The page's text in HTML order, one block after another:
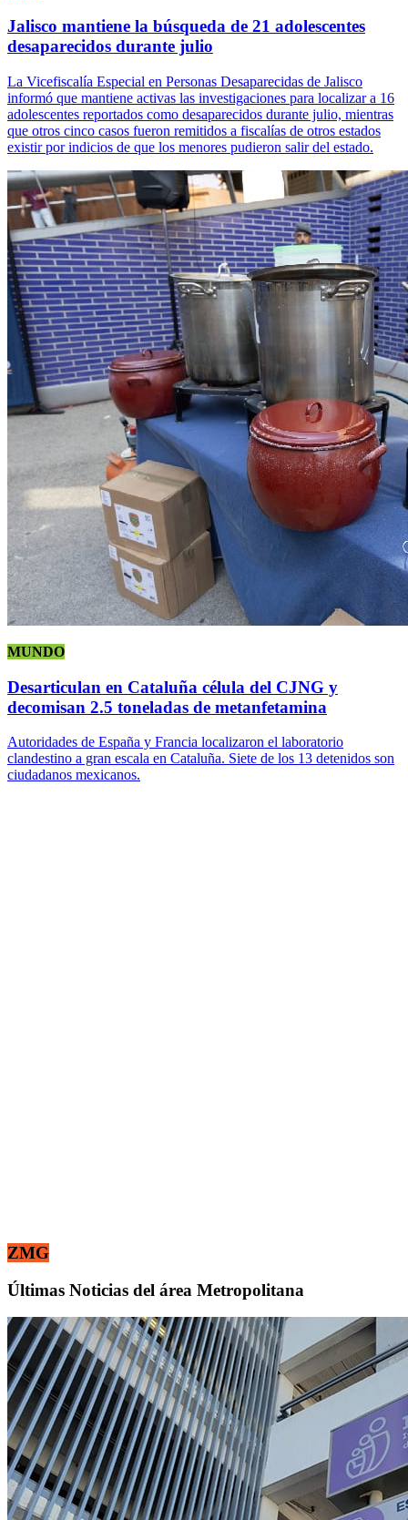
Jalisco mantiene la búsqueda de 21 adolescentes
desaparecidos durante julio
La Vicefiscalía Especial en Personas Desaparecidas de Jalisco
informó que mantiene activas las investigaciones para localizar a 16
adolescentes reportados como desaparecidos durante julio, mientras
que otros cinco casos fueron remitidos a fiscalías de otros estados
existir por indicios de que los menores pudieron salir del estado.
MUNDO
Desarticulan en Cataluña célula del CJNG y
decomisan 2.5 toneladas de metanfetamina
Autoridades de España y Francia localizaron el laboratorio
clandestino a gran escala en Cataluña. Siete de los 13 detenidos son
ciudadanos mexicanos.
ZMG
Últimas Noticias del área Metropolitana